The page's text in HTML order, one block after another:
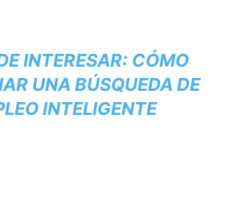
INTERESAR: CÓMO
UNA BÚSQUEDA DE
INTELIGENTE